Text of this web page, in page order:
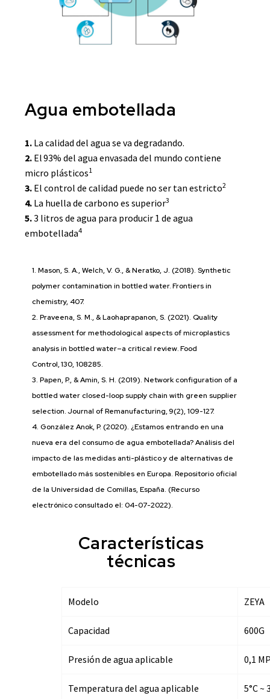
Agua embotellada
1. La calidad del agua se va degradando.
2. El 93% del agua envasada del mundo contiene
micro plásticos1
3. El control de calidad puede no ser tan estricto2
4. La huella de carbono es superior3
5.3 litros de agua para producir 1 de agua
embotellada4
1. Mason, S. A., Welch, V. G., & Neratko, J. (2018). Synthetic
polymer contamination in bottled water. Frontiers in
chemistry, 407.
2. Praveena, S. M., & Laohaprapanon, S. (2021). Quality
assessment for methodological aspects of microplastics
analysis in bottled water–a critical review. Food
Control, 130, 108285.
3. Papen, P., & Amin, S. H. (2019). Network configuration of a
bottled water closed-loop supply chain with green supplier
selection. Journal of Remanufacturing, 9(2), 109-127.
4. González Anok, P. (2020). ¿Estamos entrando en una
nueva era del consumo de agua embotellada? Análisis del
impacto de las medidas anti-plástico y de alternativas de
embotellado más sostenibles en Europa. Repositorio oficial
de la Universidad de Comillas, España. (Recurso
electrónico consultado el: 04-07-2022).
Características
técnicas
Modelo ZEYA
Capacidad 600G
Presión de agua aplicable 0,1
Temperatura del agua aplicable 5°C ~